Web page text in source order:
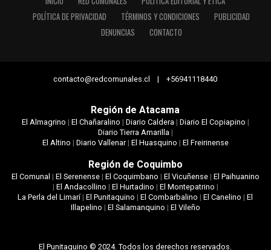
POLÍTICA DE PRIVACIDAD
TÉRMINOS Y CONDICIONES
PUBLICIDAD
DENUNCIAS
CONTACTO
contacto@redcomunales.cl | +56941118440
Región de Atacama
El Almagrino | El Chañaralino | Diario Caldera| Diario El Copiapino |
Diario Tierra Amarilla|
El Altino | Diario Vallenar| El Huasquino | El Freirinense
Región de Coquimbo
El Comunal | El Serenense| El Coquimbano | El Vicuñense| El Paihuanino
| El Andacollino | El Hurtadino | El Montepatrino |
La Perla del Limarí|El Punitaquino |El Combarbalino |El Canelino |El
Illapelino | El Salamanquino | El Vileño
El Punitaquino © 2024. Todos los derechos reservados.